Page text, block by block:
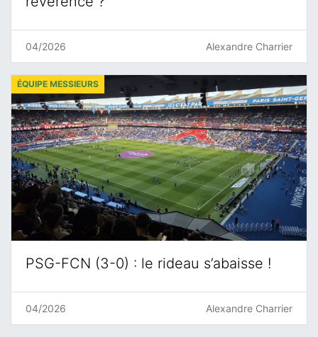
04/2026 Alexandre Charrier
PSG-FCN (3-0) : le rideau s’abaisse !
ÉQUIPE MESSIEURS
04/2026 Alexandre Charrier